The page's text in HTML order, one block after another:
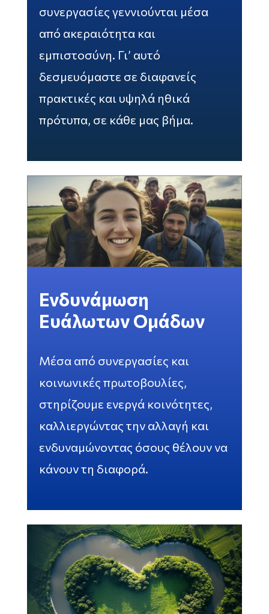
συνεργασίες γεννιούνται μέσα
από ακεραιότητα και
εμπιστοσύνη. Γι’ αυτό
δεσμευόμαστε σε διαφανείς
πρακτικές και υψηλά ηθικά
πρότυπα, σε κάθε μας βήμα.
Ενδυνάμωση
Ευάλωτων Ομάδων
Μέσα από συνεργασίες και
κοινωνικές πρωτοβουλίες,
στηρίζουμε ενεργά κοινότητες,
καλλιεργώντας την αλλαγή και
ενδυναμώνοντας όσους θέλουν να
κάνουν τη διαφορά.